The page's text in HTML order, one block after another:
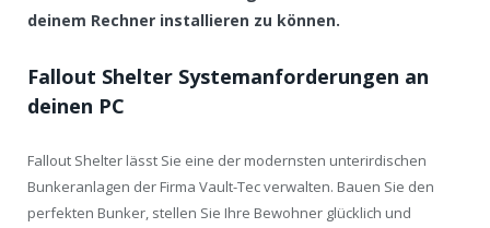
deinem Rechner installieren zu können.
Fallout Shelter Systemanforderungen an
deinen PC
Fallout Shelter lässt Sie eine der modernsten unterirdischen
Bunkeranlagen der Firma Vault-Tec verwalten. Bauen Sie den
perfekten Bunker, stellen Sie Ihre Bewohner glücklich und